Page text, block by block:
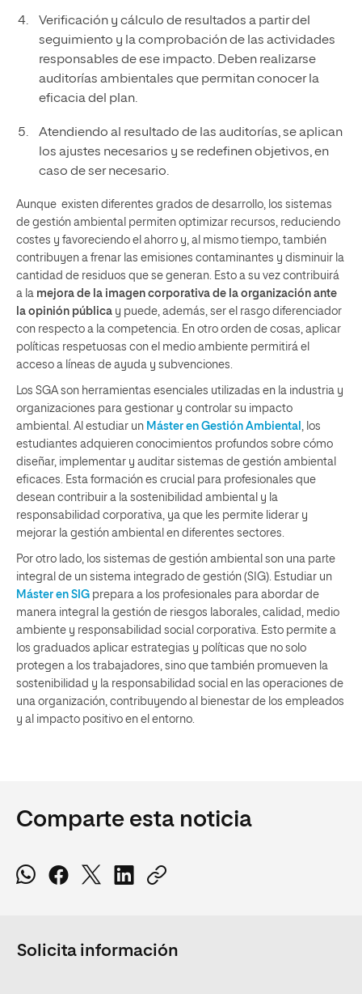
Verificación y cálculo de resultados a partir del
seguimiento y la comprobación de las actividades
responsables de ese impacto. Deben realizarse
auditorías ambientales que permitan conocer la
eficacia del plan.
Atendiendo al resultado de las auditorías, se aplican
los ajustes necesarios y se redefinen objetivos, en
caso de ser necesario.
Aunque existen diferentes grados de desarrollo, los sistemas
de gestión ambiental permiten optimizar recursos, reduciendo
costes y favoreciendo el ahorro y, al mismo tiempo, también
contribuyen a frenar las emisiones contaminantes y disminuir la
cantidad de residuos que se generan. Esto a su vez contribuirá
a la mejora de la imagen corporativa de la organización ante
la opinión pública y puede, además, ser el rasgo diferenciador
con respecto a la competencia. En otro orden de cosas, aplicar
políticas respetuosas con el medio ambiente permitirá el
acceso a líneas de ayuda y subvenciones.
Los SGA son herramientas esenciales utilizadas en la industria y
organizaciones para gestionar y controlar su impacto
ambiental. Al estudiar un Máster en Gestión Ambiental , los
estudiantes adquieren conocimientos profundos sobre cómo
diseñar, implementar y auditar sistemas de gestión ambiental
eficaces. Esta formación es crucial para profesionales que
desean contribuir a la sostenibilidad ambiental y la
responsabilidad corporativa, ya que les permite liderar y
mejorar la gestión ambiental en diferentes sectores.
Por otro lado, los sistemas de gestión ambiental son una parte
integral de un sistema integrado de gestión (SIG). Estudiar un
Máster en SIG prepara a los profesionales para abordar de
manera integral la gestión de riesgos laborales, calidad, medio
ambiente y responsabilidad social corporativa. Esto permite a
los graduados aplicar estrategias y políticas que no solo
protegen a los trabajadores, sino que también promueven la
sostenibilidad y la responsabilidad social en las operaciones de
una organización, contribuyendo al bienestar de los empleados
y al impacto positivo en el entorno.
Comparte esta noticia
Solicita información